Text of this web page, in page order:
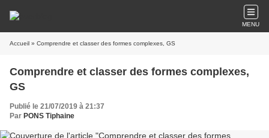
MENU
Accueil » Comprendre et classer des formes complexes, GS
Comprendre et classer des formes complexes,
GS
Publié le 21/07/2019 à 21:37
Par PONS Tiphaine